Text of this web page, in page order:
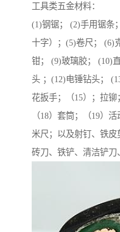
工具类五金材料：
(1)钢锯； (2)手用锯条
十字）；(5)卷尺； (6)
钳； (9)玻璃胶； (10)
头 ；(12)电锤钻头；
花扳手；（15）；拉铆
（18）套筒；（19）
米尺；以及射钉、铁皮
砖刀、铁铲、清洁铲刀